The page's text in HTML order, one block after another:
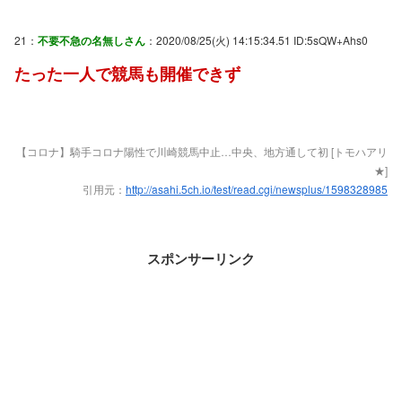
21： 不要不急の名無しさん ：2020/08/25(火) 14:15:34.51 ID:5sQW+Ahs0
たった一人で競馬も開催できず
【コロナ】騎手コロナ陽性で川崎競馬中止…中央、地方通して初 [トモハアリ
★]
引用元： http://asahi.5ch.io/test/read.cgi/newsplus/1598328985
スポンサーリンク